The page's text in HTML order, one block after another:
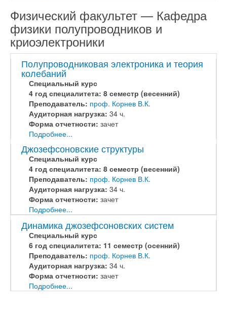
Физический факультет — Кафедра
физики полупроводников и
криоэлектроники
Полупроводниковая электроника и теория
колебаний
Специальный курс
4 год специалитета: 8 семестр (весенний)
Преподаватель: проф. Корнев В.К.
Аудиторная нагрузка: 34 ч.
Форма отчетности: зачет
Подробнее...
Джозефсоновские структуры
Специальный курс
4 год специалитета: 8 семестр (весенний)
Преподаватель: проф. Корнев В.К.
Аудиторная нагрузка: 34 ч.
Форма отчетности: зачет
Подробнее...
Динамика джозефсоновских систем
Специальный курс
6 год специалитета: 11 семестр (осенний)
Преподаватель: проф. Корнев В.К.
Аудиторная нагрузка: 34 ч.
Форма отчетности: зачет
Подробнее...